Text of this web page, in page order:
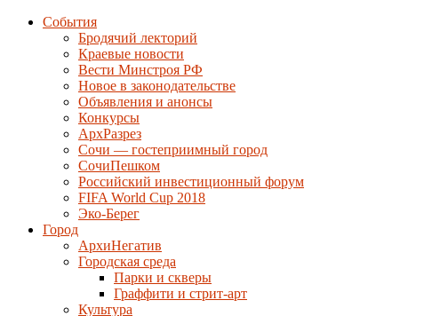
События
Бродячий лекторий
Краевые новости
Вести Минстроя РФ
Новое в законодательстве
Объявления и анонсы
Конкурсы
АрхРазрез
Сочи — гостеприимный город
СочиПешком
Российский инвестиционный форум
FIFA World Cup 2018
Эко-Берег
Город
АрхиНегатив
Городская среда
Парки и скверы
Граффити и стрит-арт
Культура